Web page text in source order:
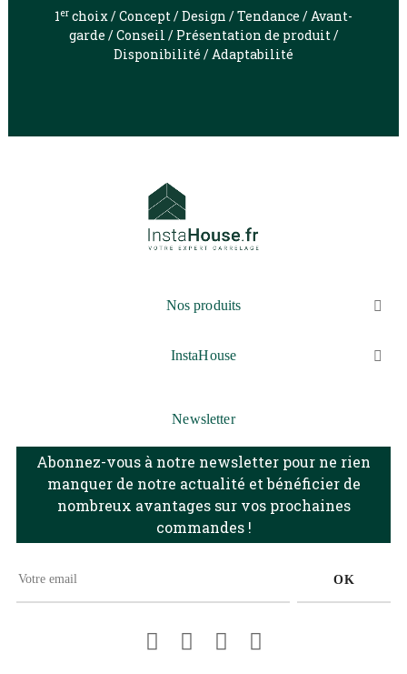
1er choix / Concept / Design / Tendance / Avant-
garde / Conseil / Présentation de produit /
Disponibilité / Adaptabilité
Nos produits 
InstaHouse 
Newsletter
Abonnez-vous à notre newsletter pour ne rien
manquer de notre actualité et bénéficier de
nombreux avantages sur vos prochaines
commandes !
OK